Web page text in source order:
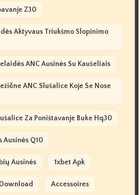
Z30
Aktyvaus Triukšmo Slopinimo
ANC Ausinės Su Kaušeliais
ANC Slušalice Koje Se Nose
Za Poništavanje Buke Hq30
Ausinės Q10
Ausinės 1xbet Apk
Accessoires